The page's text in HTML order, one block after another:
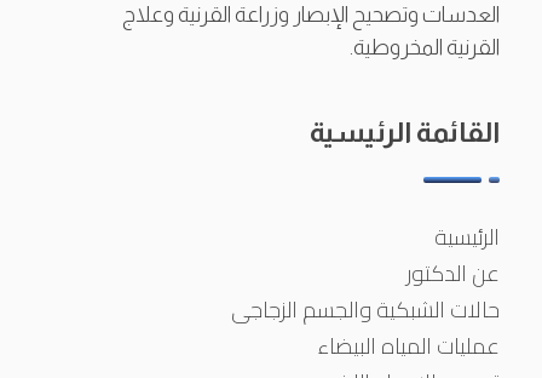
العدسات وتصحيح الإبصار وزراعة القرنية وعلاج
القرنية المخروطية.
القائمة الرئيسية
الرئيسية
عن الدكتور
حالات الشبكية والجسم الزجاجى
عمليات المياه البيضاء